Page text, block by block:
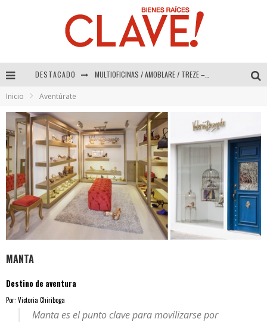
DESTACADO MULTIOFICINAS / AMOBLARE / TREZE – Especial Interiorismo & Decoración 2026
COLINEAL – Especial Interiorismo & Decoración 2026
ADRIANA HOYOS DESIGN STUDIO – Especial Interiorismo & Decoración 2026
Inicio Aventúrate
MANTA
Destino de aventura
Por: Victoria Chiriboga
Manta es el punto clave para movilizarse por